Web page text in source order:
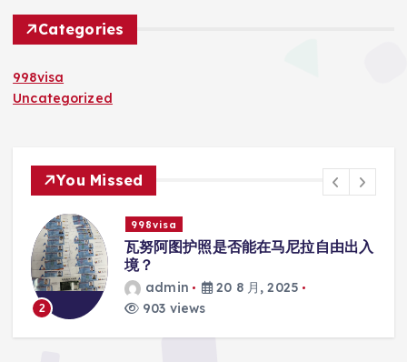
Categories
998visa
Uncategorized
You Missed
图护照是否能在马尼拉自由出入
20 8 月, 2025
views
瓦努阿图护